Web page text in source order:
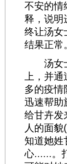
不安的情
释，说明
终让汤女
结果正常
汤女士
上，并
多的疫情
迅速帮助
给甘卉发
人的面
知道她姓
心......。